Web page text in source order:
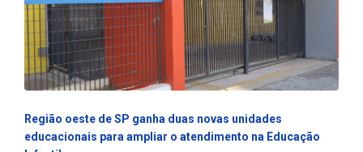
Região oeste de SP ganha duas novas unidades
educacionais para ampliar o atendimento na Educação